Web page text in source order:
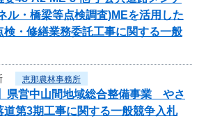
ル・橋梁等点検調査)MEを活用した
検・修繕業務委託工事に関する一般
恵那農林事務所
県営中山間地域総合整備事業 やさ
第3期工事に関する一般競争入札